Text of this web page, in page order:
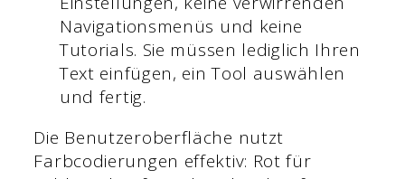
Navigationsmenüs und keine
Tutorials. Sie müssen lediglich Ihren
Text einfügen, ein Tool auswählen
und fertig.
Die Benutzeroberfläche nutzt
Farbcodierungen effektiv: Rot für